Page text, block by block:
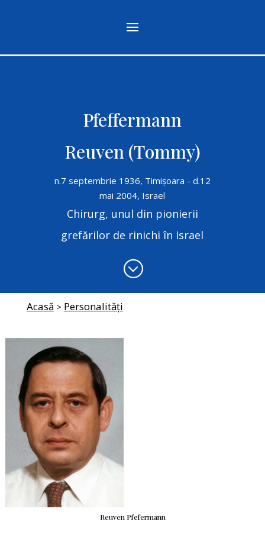
Pfeffermann
Reuven (Tommy)
n.7 septembrie 1936, Timișoara - d.12
mai 2004, Israel
Chirurg, unul din pionierii
grefărilor de rinichi în Israel
;
Acasă > Personalități
Reuven Pfefermann